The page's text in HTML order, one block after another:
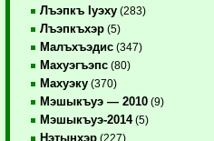
Лъэпкъ Iуэху (283)
Лъэпкъхэр (5)
Малъхъэдис (347)
Махуэгъэпс (80)
Махуэку (370)
Мэшыкъуэ — 2010 (9)
Мэшыкъуэ-2014(5)
Нэтынхэр (227)